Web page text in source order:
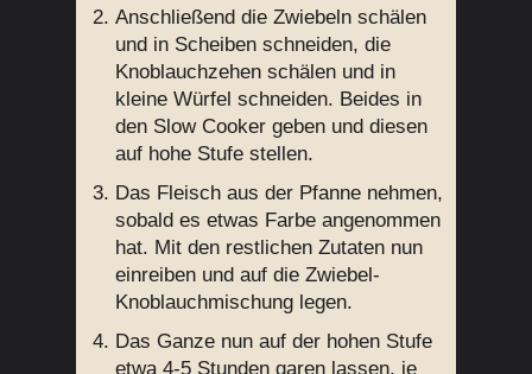
Anschließend die Zwiebeln schälen
und in Scheiben schneiden, die
Knoblauchzehen schälen und in
kleine Würfel schneiden. Beides in
den Slow Cooker geben und diesen
auf hohe Stufe stellen.
Das Fleisch aus der Pfanne nehmen,
sobald es etwas Farbe angenommen
hat. Mit den restlichen Zutaten nun
einreiben und auf die Zwiebel-
Knoblauchmischung legen.
Das Ganze nun auf der hohen Stufe
etwa 4-5 Stunden garen lassen, je